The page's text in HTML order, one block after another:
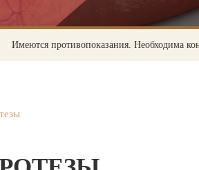
Имплантация «Всё на 6-
Имеются противопоказания. Необходима